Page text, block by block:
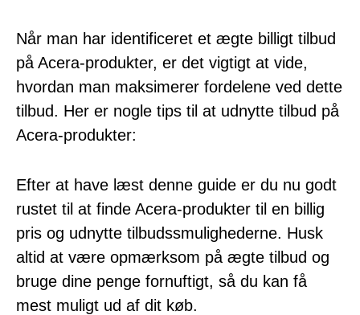
Når man har identificeret et ægte billigt tilbud
på Acera-produkter, er det vigtigt at vide,
hvordan man maksimerer fordelene ved dette
tilbud. Her er nogle tips til at udnytte tilbud på
Acera-produkter:
Efter at have læst denne guide er du nu godt
rustet til at finde Acera-produkter til en billig
pris og udnytte tilbudssmulighederne. Husk
altid at være opmærksom på ægte tilbud og
bruge dine penge fornuftigt, så du kan få
mest muligt ud af dit køb.